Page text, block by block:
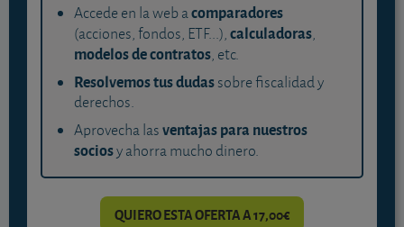
Accede en la web acomparadores
(acciones, fondos, ETF...),calculadoras,
modelos de contratos, etc.
Resolvemos tus dudassobre fiscalidad y
derechos.
Aprovecha lasventajas para nuestros
sociosy ahorra mucho dinero.
QUIERO ESTA OFERTA A 17,00€